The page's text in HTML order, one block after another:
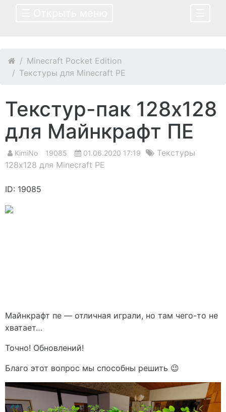
Minecraft Pocket Edition
Текстуры для Minecraft PE
Текстур-пак 128х128
для Майнкрафт ПЕ
KimiNo 19085 01.06.2020 17:19
Текстуры
128х128 для Minecraft PE
ID: 19085
Майнкрафт пе — отличная играли, но там чего-то не
хватает…
Точно! Обновлений!
Благо этот вопрос мы способны решить 😉